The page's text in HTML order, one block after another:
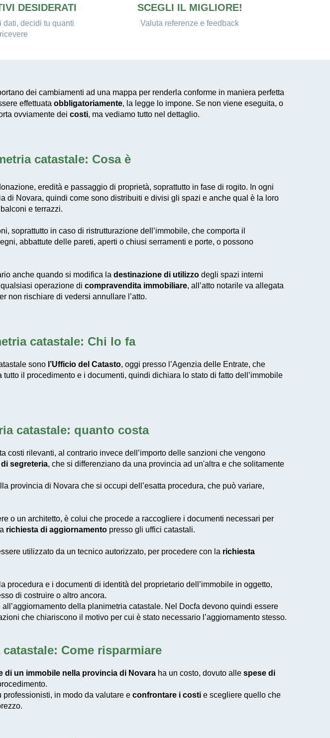
DESIDERATI
dati, decidi tu quanti
SCEGLI IL MIGLIORE!
Valuta referenze e feedback
dei cambiamenti ad una mappa per renderla conforme in maniera perfetta
effettuata obbligatoriamente, la legge lo impone. Se non viene eseguita, o
ovviamente dei costi, ma vediamo tutto nel dettaglio.
catastale: Cosa è
eredità e passaggio di proprietà, soprattutto in fase di rogito. In ogni
di Novara, quindi come sono distribuiti e divisi gli spazi e anche qual è la loro
e terrazzi.
soprattutto in caso di ristrutturazione dell’immobile, che comporta il
abbattute delle pareti, aperti o chiusi serramenti e porte, o possono
anche quando si modifica la destinazione di utilizzo degli spazi interni
operazione di compravendita immobiliare, all’atto notarile va allegata
non rischiare di vedersi annullare l’atto.
catastale: Chi lo fa
sono l’Ufficio del Catasto, oggi presso l’Agenzia delle Entrate, che
tutto il procedimento e i documenti, quindi dichiara lo stato di fatto dell’immobile
catastale: quanto costa
costi rilevanti, al contrario invece dell’importo delle sanzioni che vengono
segreteria, che si differenziano da una provincia ad un'altra e che solitamente
provincia di Novara che si occupi dell’esatta procedura, che può variare,
o un architetto, è colui che procede a raccogliere i documenti necessari per
richiesta di aggiornamento presso gli uffici catastali.
utilizzato da un tecnico autorizzato, per procedere con la richiesta
e i documenti di identità del proprietario dell’immobile in oggetto,
di costruire o altro ancora.
della planimetria catastale. Nel Docfa devono quindi essere
che chiariscono il motivo per cui è stato necessario l’aggiornamento stesso.
Come risparmiare
di un immobile nella provincia di Novara ha un costo, dovuto alle spese di
professionisti, in modo da valutare e confrontare i costi e scegliere quello che